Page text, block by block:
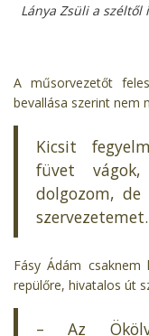
Lánya Zsüli a széltől
A műsorvezetőt
bevallása szerint nem
Kicsit
füvet
dolgozom,
szervezetemet.
Fásy Ádám
repülőre, hivatalos út
– Az